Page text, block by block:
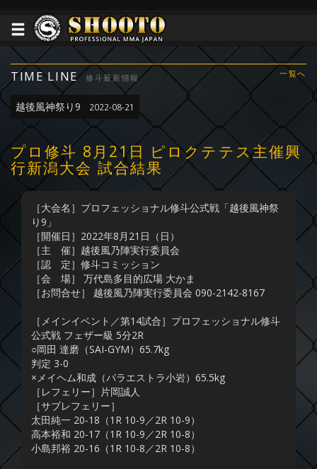
TIME LINE 修斗最新情報 一覧へ
越後風神祭り9 2022-08-21
プロ修斗 8月21日 ピロクテテス主催興
行新潟大会 試合結果
［大会名］プロフェッショナル修斗公式戦「越後風神祭
り9」
［開催日］2022年8月21日（日）
［主 催］越後風乃陣実行委員会
［認 定］修斗コミッション
［会 場］ 万代島多目的広場 大かま
［お問合せ］ 越後風乃陣実行委員会 090-2142-8167
［メインイベント／第14試合］プロフェッショナル修斗
公式戦 フェザー級 5分2R
○岡田 達磨（SAI-GYM）65.7kg
判定 3-0
×メイヘム和成（パラエストラ小岩）65.5kg
［レフェリー］片岡誠人
［サブレフェリー］
太田純一 20-18（1R 10-9／2R 10-9）
高本裕和 20-17（1R 10-9／2R 10-8）
小島邦裕 20-16（1R 10-8／2R 10-8）